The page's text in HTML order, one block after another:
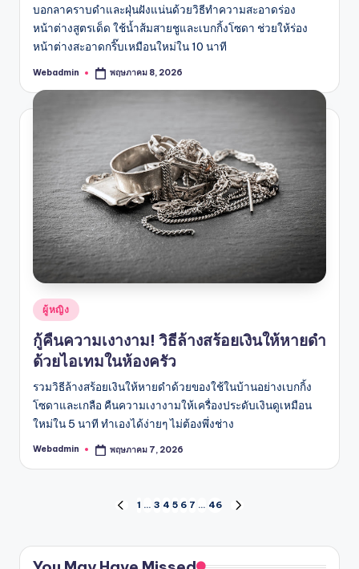
บอกลาคราบดำและฝุ่นฝังแน่นด้วยวิธีทำความสะอาดร่อง
หน้าต่างสูตรเด็ด ใช้น้ำส้มสายชูและเบกกิ้งโซดา ช่วยให้ร่อง
หน้าต่างสะอาดกริ๊บเหมือนใหม่ใน 10 นาที
Posted
Webadmin พฤษภาคม 8, 2026
Posted
ผู้หญิง
กู้คืนความเงางาม! วิธีล้างสร้อยเงินให้หายดำ
ด้วยไอเทมในห้องครัว
รวมวิธีล้างสร้อยเงินให้หายดำด้วยของใช้ในบ้านอย่างเบกกิ้ง
โซดาและเกลือ คืนความเงางามให้เครื่องประดับเงินดูเหมือน
ใหม่ใน 5 นาที ทำเองได้ง่ายๆ ไม่ต้องพึ่งช่าง
Posted
Webadmin พฤษภาคม 7, 2026
pagination
PREVIOUS
1 … 3 4 5 6 7 … 46